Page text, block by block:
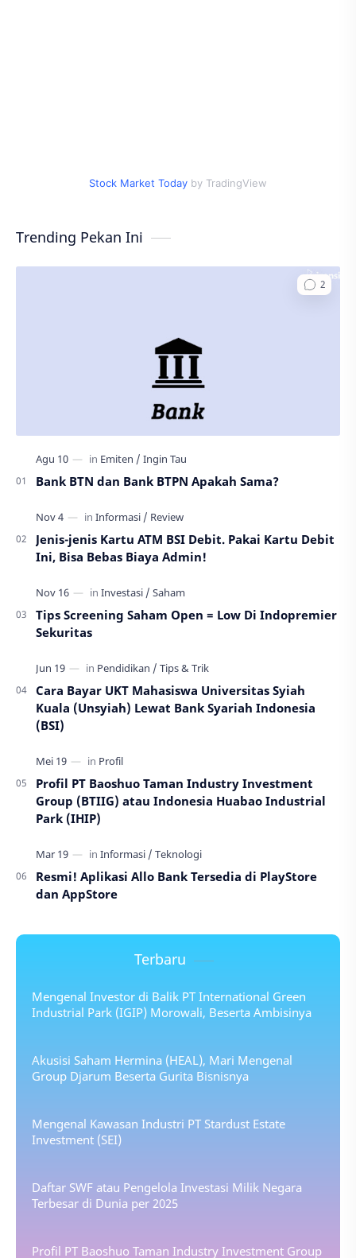
Stock Market Today by TradingView
Trending Pekan Ini
Bank BTN dan Bank BTPN Apakah Sama?
Jenis-jenis Kartu ATM BSI Debit. Pakai Kartu Debit
Ini, Bisa Bebas Biaya Admin!
Tips Screening Saham Open = Low Di Indopremier
Sekuritas
Cara Bayar UKT Mahasiswa Universitas Syiah
Kuala (Unsyiah) Lewat Bank Syariah Indonesia
(BSI)
Profil PT Baoshuo Taman Industry Investment
Group (BTIIG) atau Indonesia Huabao Industrial
Park (IHIP)
Resmi! Aplikasi Allo Bank Tersedia di PlayStore
dan AppStore
Terbaru
Mengenal Investor di Balik PT International Green
Industrial Park (IGIP) Morowali, Beserta Ambisinya
Akusisi Saham Hermina (HEAL), Mari Mengenal
Group Djarum Beserta Gurita Bisnisnya
Mengenal Kawasan Industri PT Stardust Estate
Investment (SEI)
Daftar SWF atau Pengelola Investasi Milik Negara
Terbesar di Dunia per 2025
Profil PT Baoshuo Taman Industry Investment Group